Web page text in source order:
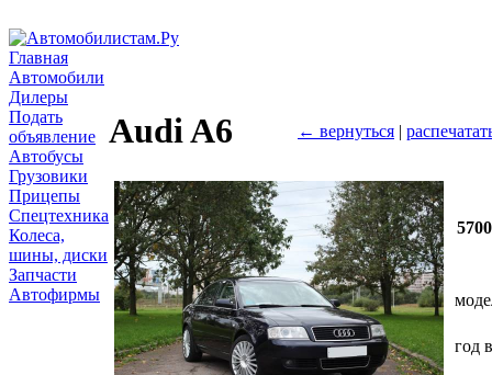
Главная
Автомобили
Дилеры
Подать
объявление
Автобусы
Грузовики
Прицепы
Спецтехника
Колеса,
шины, диски
Запчасти
Автофирмы
Audi A6 ← вернуться |
год